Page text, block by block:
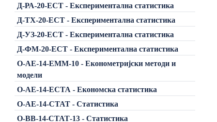
Д-РА-20-ЕСТ - Експериментална статистика
Д-ТХ-20-ЕСТ - Експериментална статистика
Д-УЗ-20-ЕСТ - Експериментална статистика
Д-ФМ-20-ЕСТ - Експериментална статистика
О-АЕ-14-ЕММ-10 - Економетријски методи и
модели
О-АЕ-14-ЕСТА - Економска статистика
О-АЕ-14-СТАТ - Статистика
О-ВВ-14-СТАТ-13 - Статистика